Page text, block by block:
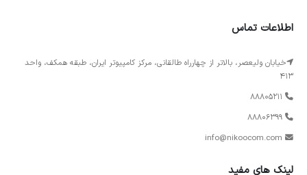
اطلاعات تماس
خیابان ولیعصر، بالاتر از چهارراه طالقانی، مرکز کامپیوتر ایران، طبقه همکف، واحد
413
88805211
88806399
info@nikoocom.com
لینک های مفید